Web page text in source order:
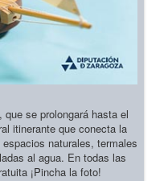
se prolongará hasta el
itinerante que conecta la
naturales, termales
al agua. En todas las
¡Pincha la foto!